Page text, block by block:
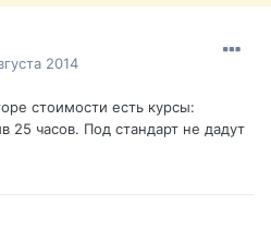
2014
стоимости есть курсы:
25 часов. Под стандарт не дадут